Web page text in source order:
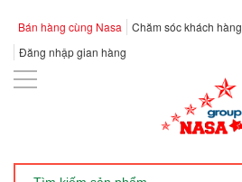
Bán hàng cùng Nasa Chăm sóc khách hàng
Đăng nhập gian hàng